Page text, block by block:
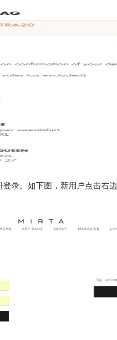
录。如下图，新用户点击右